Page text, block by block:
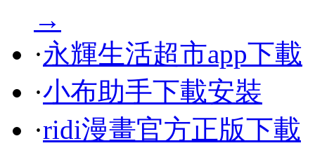
→
·永輝生活超市app下載
·小布助手下載安裝
·ridi漫畫官方正版下載